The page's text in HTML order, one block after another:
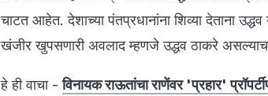
चाटत आहेत. देशाच्या पंतप्रधानांना शिव्या देताना उद्धव
खंजीर खुपसणारी अवलाद म्हणजे उद्धव ठाकरे
हे ही वाचा -विनायक राऊतांचा राणेंवर 'प्रहार'